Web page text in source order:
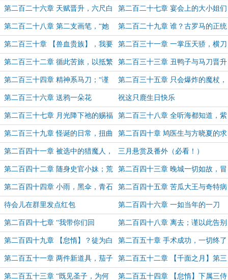
场，不要回头”（1w求票） 志！
第二百二十六章 天赋晋升，六尺白
阳！
第二百二十七章 宴会上的大小姐们
与【缸中之脑】
第二百二十八章 第二支画笔，“她
是鸦”（8k）
第二百二十九章 谁？古罗马的正统
继承者？（8k加更，新年快乐！）
第二百三十章 【兽血贵族】，我要
和你打！（求票）
第二百三十一章 一掌压天骄，横刀
败群敌！（8k求票）
第二百三十二章 循此苦旅，以抵繁
星（9k求票）
第二百三十三章 丑鸭子与马刀晋升
（8k）
第二百三十四章 精神系马刀；“谨
遵上喻”（8k求票）
第二百三十五章 只会爆炸的魔杖，
晚风捎来故人的讯息（8k）
第二百三十六章 送鸦一朵花
（1w，为盟主“S赎”加更）
祝这只鹿生日快乐
第二百三十七章 月光降下祂的赐福
（8k）
第二百三十八章 全听海都知道，紫
荆洛家，只有两个儿子（求票）
第二百三十九章 怪诞的日常，扭曲
的世界（6k）
第二百四十章 鸠医生与方晓夏的求
救（9k）
第二百四十一章 被选中的猎魔人，
与少年一起逃脱命运的追赶（月初求
票！）
三月悬赏及番外（必看！）
第二百四十二章 随身史官小妹；荒
郊深处的晚城（8k）
第二百四十三章 晚城一切如故，冒
险的游子回家（8k求票）
第二百四十四章 小雨，黑伞，青石
长街尽头的医生小姐（8k）
第二百四十五章 苦瓜大王与奇特病
历
待会儿在群里发点红包 第二百四十六章 一如当年的一刀
（1.1w求票）
第二百四十七章 “我带你们回
家”（1w求票）
第二百四十八章 离去；谨以此告别
他的童年（7.6k）
第二百四十九章 【怠惰】？徒为白
舟做嫁衣
第二百五十章 手术成功，一切终了
（7k）
第二百五十一章 两件新道具，茄子
与晚安
第二百五十二章 【千面之月】第三
变，【堕圣医师】
第二百五十三章 “既见圣子，为何 第二百五十四章 【怠惰】下属三侍